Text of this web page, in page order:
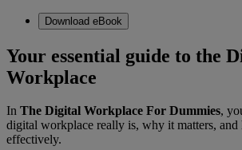
Download eBook
Your essential guide to the
Workplace
In The Digital Workplace For Dummies,
digital workplace really is, why it matters, and
effectively.